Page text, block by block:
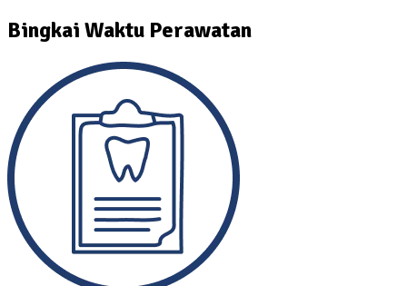
Bingkai Waktu Perawatan